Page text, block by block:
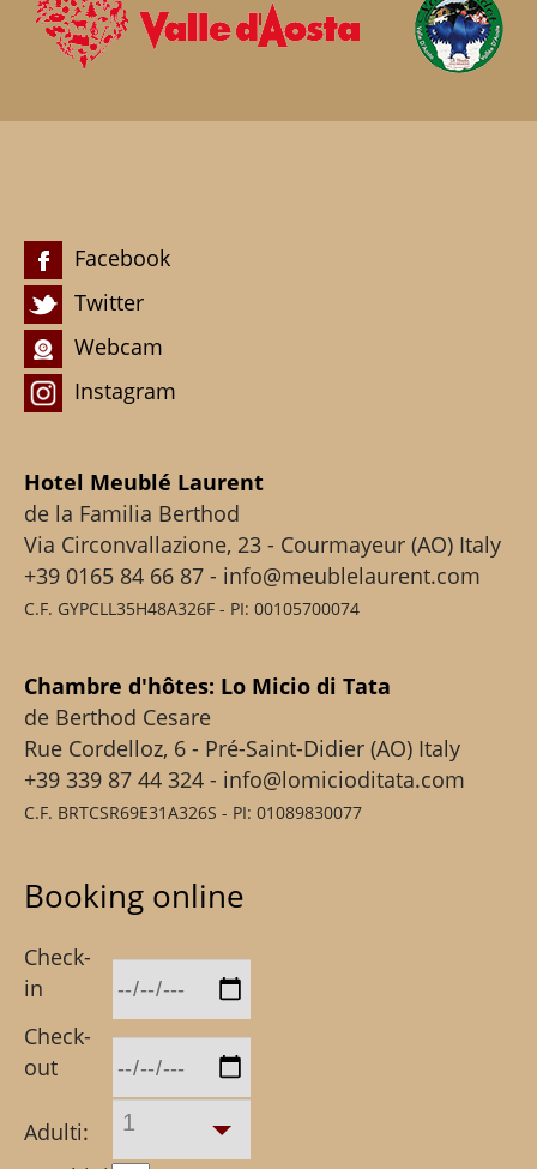
Facebook
Twitter
Webcam
Instagram
Hotel Meublé Laurent
de la Familia Berthod
Via Circonvallazione, 23 - Courmayeur (AO) Italy
+39 0165 84 66 87 - info@meublelaurent.com
C.F. GYPCLL35H48A326F - PI: 00105700074
Chambre d'hôtes: Lo Micio di Tata
de Berthod Cesare
Rue Cordelloz, 6 - Pré-Saint-Didier (AO) Italy
+39 339 87 44 324 - info@lomicioditata.com
C.F. BRTCSR69E31A326S - PI: 01089830077
Booking online
Check-
in
Check-
out
Adulti: 1